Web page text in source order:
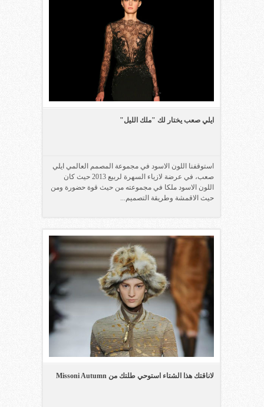
ايلي صعب يختار لك "ملك الليل"
استوقفنا اللون الاسود في مجموعة المصمم العالمي ايلي
صعب، في عرضة لازياء السهرة لربيع 2013 حيث كان
اللون الاسود ملكا في مجموعته من حيث قوة حضورة ومن
حيث الاقمشة وطريقة التصميم...
لاناقتك هذا الشتاء استوحي طلتك من Missoni Autumn